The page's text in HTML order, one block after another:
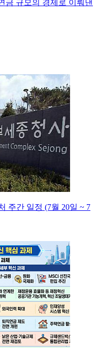
규모의 경제로 이뤄낸
주간 일정 (7월 20일 ~ 7